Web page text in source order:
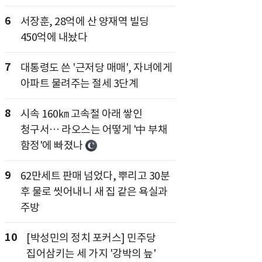
6
서장훈, 28억에 산 양재역 빌딩
450억에 내놨다
7
대통령도 쓴 '근저당 매매', 자녀에게
아파트 물려주는 절세 3단계
8
시속 160㎞ 고속철 아래 쌓인
청구서… 라오스는 어떻게 '中 부채
함정'에 빠졌나
9
62만세트 판매 넘었다, 뿌리고 30분
후 물로 씻어내니 새 집 같은 욕실과
주방
10
[박성민의 정치 포커스] 민주당
집어삼키는 세 가지 '강박의 늪'